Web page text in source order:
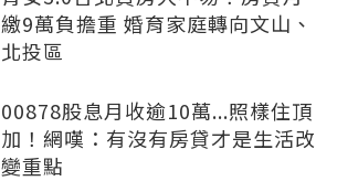
繳9萬負擔重 婚育家庭轉向文山、
北投區
00878股息月收逾10萬...照樣住頂
加！網嘆：有沒有房貸才是生活改
變重點